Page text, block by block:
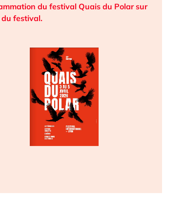
du festival Quais du Polar sur
du festival.